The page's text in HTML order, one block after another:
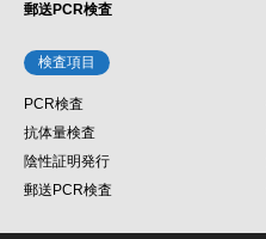
郵送PCR検査
検査項目
PCR検査
抗体量検査
陰性証明発行
郵送PCR検査